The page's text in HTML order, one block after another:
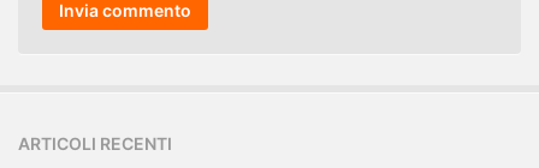
ARTICOLI RECENTI